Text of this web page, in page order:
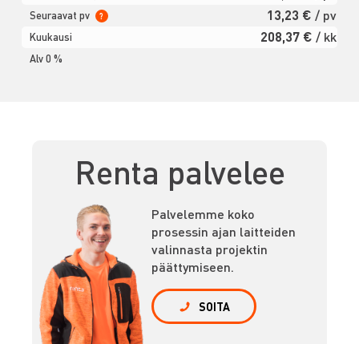
Seuraavat pv ? 13,23 € / pv
Kuukausi 208,37 € / kk
Alv 0 %
Renta palvelee
Palvelemme koko
prosessin ajan laitteiden
valinnasta projektin
päättymiseen.
SOITA